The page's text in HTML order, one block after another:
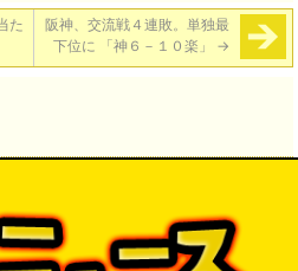
た
阪神、交流戦４連敗。単独最
下位に 「神６－１０楽」 →